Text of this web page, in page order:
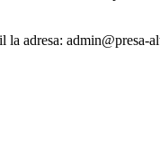
adresa: admin@presa-